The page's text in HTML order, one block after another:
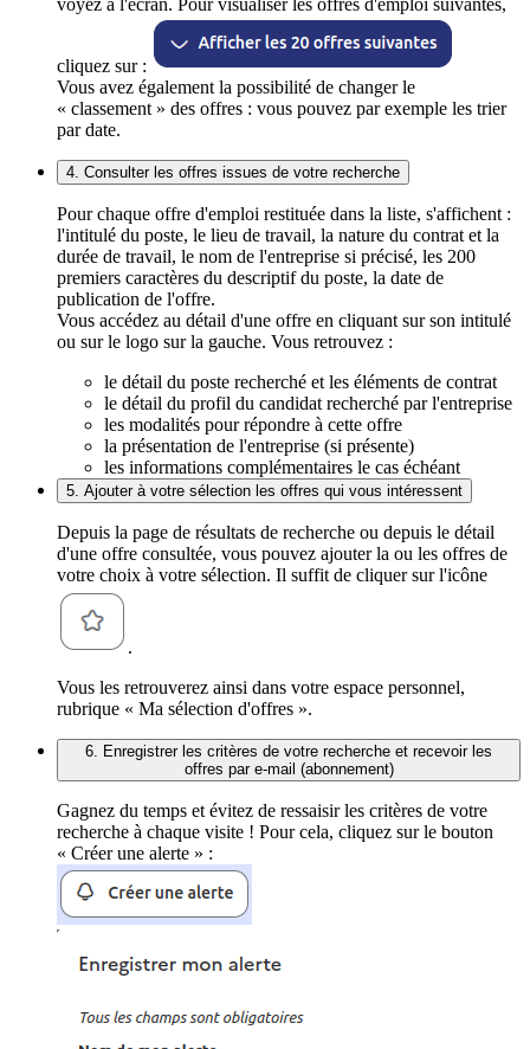
voyez à l'écran. Pour visualiser les offres d'emploi suivantes,
cliquez sur :
Vous avez également la possibilité de changer le
« classement » des offres : vous pouvez par exemple les trier
par date.
4. Consulter les offres issues de votre recherche
Pour chaque offre d'emploi restituée dans la liste, s'affichent :
l'intitulé du poste, le lieu de travail, la nature du contrat et la
durée de travail, le nom de l'entreprise si précisé, les 200
premiers caractères du descriptif du poste, la date de
publication de l'offre.
Vous accédez au détail d'une offre en cliquant sur son intitulé
ou sur le logo sur la gauche. Vous retrouvez :
le détail du poste recherché et les éléments de contrat
le détail du profil du candidat recherché par l'entreprise
les modalités pour répondre à cette offre
la présentation de l'entreprise (si présente)
les informations complémentaires le cas échéant
5. Ajouter à votre sélection les offres qui vous intéressent
Depuis la page de résultats de recherche ou depuis le détail
d'une offre consultée, vous pouvez ajouter la ou les offres de
votre choix à votre sélection. Il suffit de cliquer sur l'icône
.
Vous les retrouverez ainsi dans votre espace personnel,
rubrique « Ma sélection d'offres ».
6. Enregistrer les critères de votre recherche et recevoir les
offres par e-mail (abonnement)
Gagnez du temps et évitez de ressaisir les critères de votre
recherche à chaque visite ! Pour cela, cliquez sur le bouton
« Créer une alerte » :